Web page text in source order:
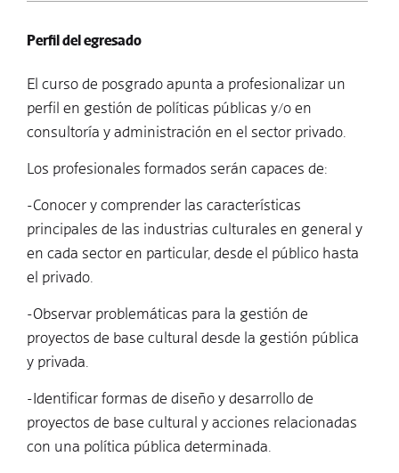
Perfil del egresado
El curso de posgrado apunta a profesionalizar un
perfil en gestión de políticas públicas y/o en
consultoría y administración en el sector privado.
Los profesionales formados serán capaces de:
-Conocer y comprender las características
principales de las industrias culturales en general y
en cada sector en particular, desde el público hasta
el privado.
-Observar problemáticas para la gestión de
proyectos de base cultural desde la gestión pública
y privada.
-Identificar formas de diseño y desarrollo de
proyectos de base cultural y acciones relacionadas
con una política pública determinada.